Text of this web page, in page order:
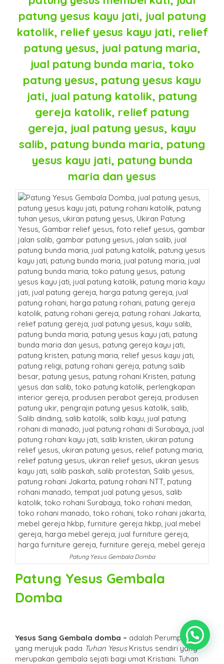
patung yesus kayu jati, jual patung
katolik, relief yesus kayu jati, relief
patung yesus, jual patung maria,
jual patung bunda maria, toko
patung yesus, patung yesus kayu
jati, jual patung katolik, patung
gereja katolik, relief patung
gereja, jual patung yesus, kayu
salib, patung bunda maria, patung
yesus kayu jati, patung bunda
maria dan yesus
Patung Yesus Gembala Domba
Patung Yesus Gembala
Domba
Yesus Sang Gembala domba – adalah Perumpamaan
yang merujuk pada Tuhan Yesus Kristus sendiri yang
merupakan gembala sejati bagi umat Kristiani. Tuhan